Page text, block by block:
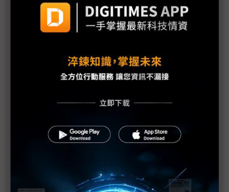
京東方IT OLED動向 蒸鍍機業者Sunic營運報告露端
OLED iPad Pro賣不好 傳LGD挪產能造iPhone面板
準非蘋需求
維信諾8.6代OLED投資啟動 蒸鍍機業者爭訂單